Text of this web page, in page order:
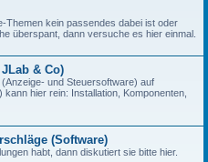
Themen kein passendes dabei ist oder
überspant, dann versuche es hier einmal.
& Co)
und Steuersoftware) auf
hier rein: Installation, Komponenten,
(Software)
habt, dann diskutiert sie bitte hier.